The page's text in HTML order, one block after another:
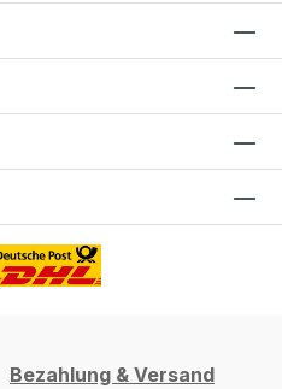
Bezahlung & Versand